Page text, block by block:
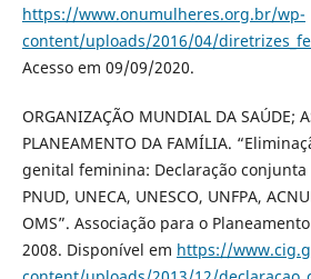
https://www.onumulheres.org.br/wp-
content/uploads/2016/04/
Acesso em 09/09/2020.
ORGANIZAÇÃO MUNDIAL DA SAÚDE;
PLANEAMENTO DA FAMÍLIA.
genital feminina: Declaração conjunta
PNUD, UNECA, UNESCO, UNFPA,
OMS”. Associação para o
2008. Disponível em https://